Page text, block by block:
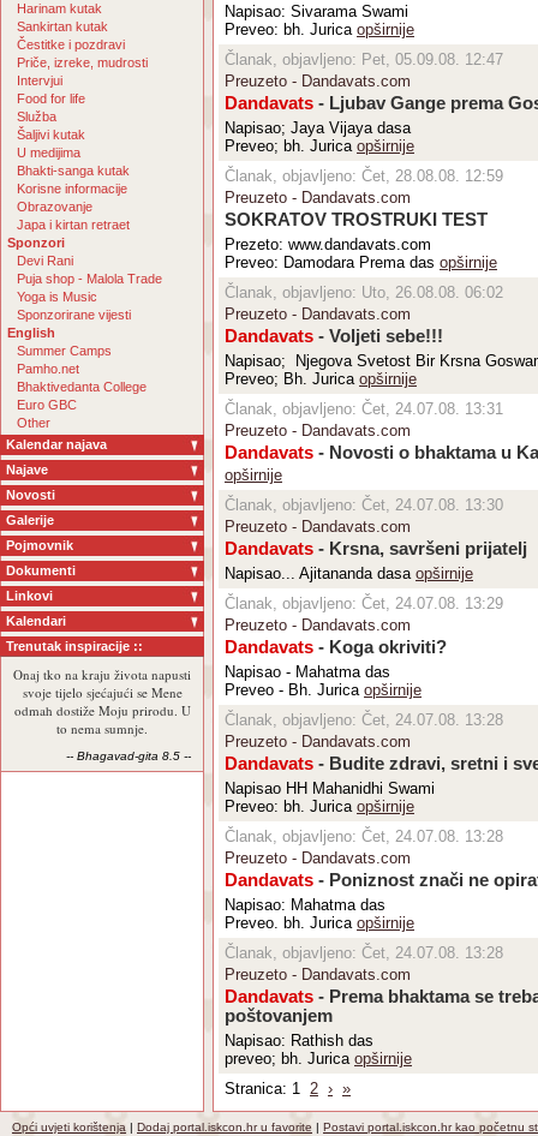
Harinam kutak
Sankirtan kutak
Čestitke i pozdravi
Priče, izreke, mudrosti
Intervjui
Food for life
Služba
Šaljivi kutak
U medijima
Bhakti-sanga kutak
Korisne informacije
Obrazovanje
Japa i kirtan retraet
Sponzori
Devi Rani
Puja shop - Malola Trade
Yoga is Music
Sponzorirane vijesti
English
Summer Camps
Pamho.net
Bhaktivedanta College
Euro GBC
Other
Kalendar najava
Najave
Novosti
Galerije
Pojmovnik
Dokumenti
Linkovi
Kalendari
Trenutak inspiracije ::
Onaj tko na kraju života napusti
svoje tijelo sjećajući se Mene
odmah dostiže Moju prirodu. U
to nema sumnje.
-- Bhagavad-gita 8.5 --
Napisao: Sivarama Swami
Preveo: bh. Jurica opširnije
Članak, objavljeno: Pet, 05.09.08. 12:47
Preuzeto - Dandavats.com
Dandavats - Ljubav Gange prema
Napisao; Jaya Vijaya dasa
Preveo; bh. Jurica opširnije
Članak, objavljeno: Čet, 28.08.08. 12:59
Preuzeto - Dandavats.com
SOKRATOV TROSTRUKI TEST
Prezeto: www.dandavats.com
Preveo: Damodara Prema das opširnije
Članak, objavljeno: Uto, 26.08.08. 06:02
Preuzeto - Dandavats.com
Dandavats - Voljeti sebe!!!
Napisao; Njegova Svetost Bir Krsna
Preveo; Bh. Jurica opširnije
Članak, objavljeno: Čet, 24.07.08. 13:31
Preuzeto - Dandavats.com
Dandavats - Novosti o bhaktama u
opširnije
Članak, objavljeno: Čet, 24.07.08. 13:30
Preuzeto - Dandavats.com
Dandavats - Krsna, savršeni prijatelj
Napisao... Ajitananda dasa opširnije
Članak, objavljeno: Čet, 24.07.08. 13:29
Preuzeto - Dandavats.com
Dandavats - Koga okriviti?
Napisao - Mahatma das
Preveo - Bh. Jurica opširnije
Članak, objavljeno: Čet, 24.07.08. 13:28
Preuzeto - Dandavats.com
Dandavats - Budite zdravi, sretni i
Napisao HH Mahanidhi Swami
Preveo: bh. Jurica opširnije
Članak, objavljeno: Čet, 24.07.08. 13:28
Preuzeto - Dandavats.com
Dandavats - Poniznost znači ne
Napisao: Mahatma das
Preveo. bh. Jurica opširnije
Članak, objavljeno: Čet, 24.07.08. 13:28
Preuzeto - Dandavats.com
Dandavats - Prema bhaktama se
poštovanjem
Napisao: Rathish das
preveo; bh. Jurica opširnije
Stranica: 1 2 › »
Opći uvjeti korištenja | Dodaj portal.iskcon.hr u favorite | Postavi portal.iskcon.hr kao početnu